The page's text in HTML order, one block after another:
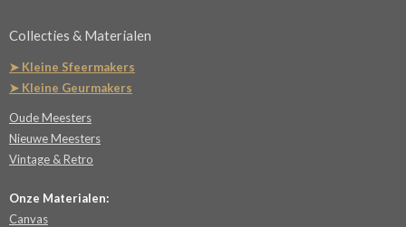
Collecties & Materialen
➤ Kleine Sfeermakers
➤ Kleine Geurmakers
Oude Meesters
Nieuwe Meesters
Vintage & Retro
Onze Materialen:
Canvas